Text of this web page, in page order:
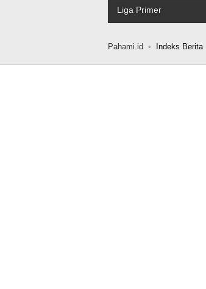
Liga Primer
Pahami.id Indeks Berita